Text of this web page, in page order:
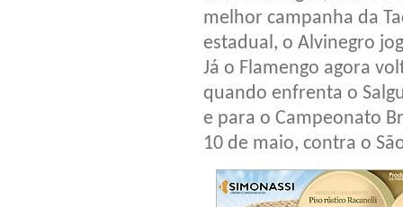
melhor campanha da
estadual, o Alvinegro
Já o Flamengo agora
quando enfrenta o
e para o Campeonato
10 de maio, contra o